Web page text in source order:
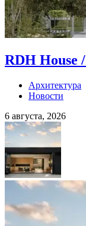
RDH House
Архитектура
Новости
6 августа, 2026